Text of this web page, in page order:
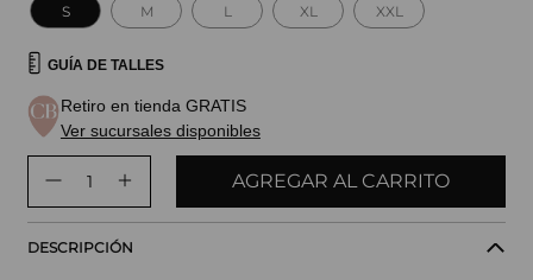
S M L XL XXL
GUÍA DE TALLES
Retiro en tienda GRATIS
Ver sucursales disponibles
AGREGAR AL CARRITO
DESCRIPCIÓN